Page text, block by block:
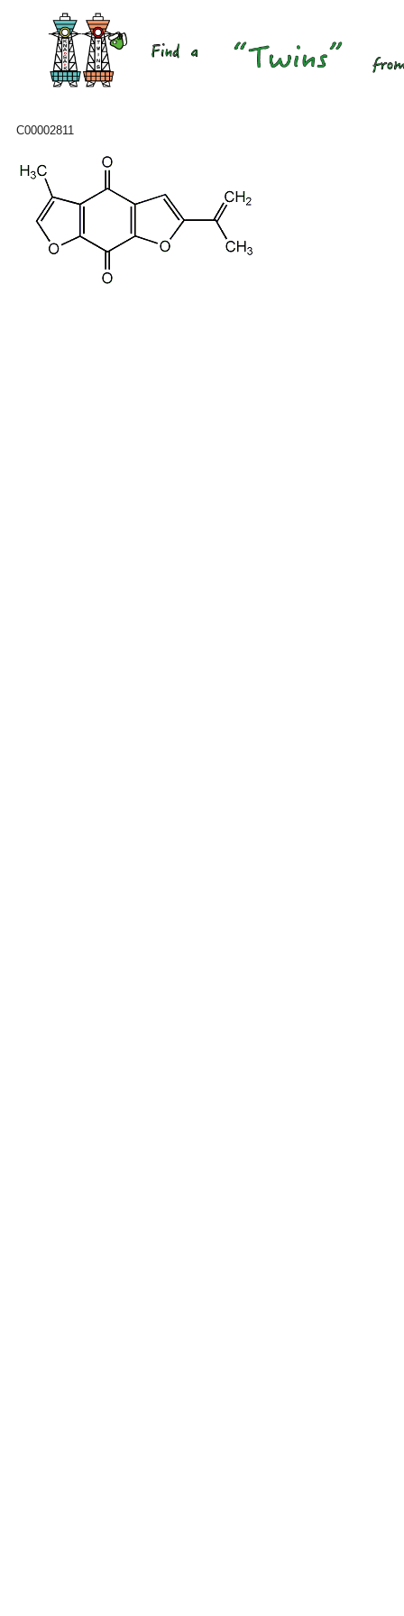
C00002811